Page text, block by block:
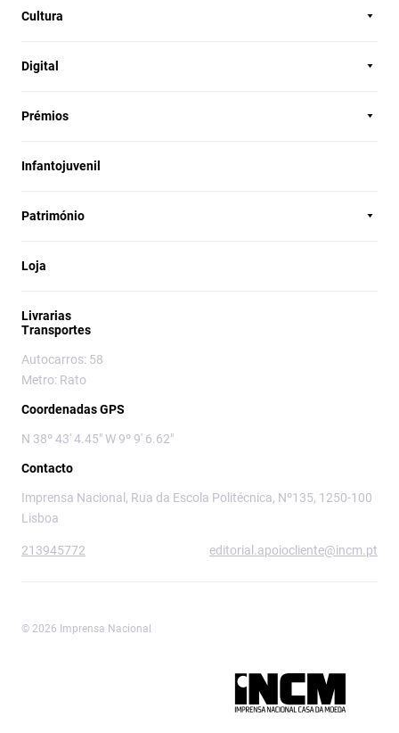
Cultura
Digital
Prémios
Infantojuvenil
Património
Loja
Livrarias
Transportes
Autocarros: 58
Metro: Rato
Coordenadas GPS
N 38º 43' 4.45" W 9º 9' 6.62"
Contacto
Imprensa Nacional, Rua da Escola Politécnica, Nº135, 1250-100
Lisboa
213945772 editorial.apoiocliente@incm.pt
© 2026 Imprensa Nacional